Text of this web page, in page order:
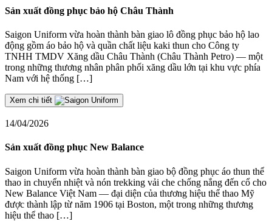
Sản xuất đồng phục bảo hộ Châu Thành
Saigon Uniform vừa hoàn thành bàn giao lô đồng phục bảo hộ lao
động gồm áo bảo hộ và quần chất liệu kaki thun cho Công ty
TNHH TMDV Xăng dầu Châu Thành (Châu Thành Petro) — một
trong những thương nhân phân phối xăng dầu lớn tại khu vực phía
Nam với hệ thống […]
Xem chi tiết
14/04/2026
Sản xuất đồng phục New Balance
Saigon Uniform vừa hoàn thành bàn giao bộ đồng phục áo thun thể
thao in chuyển nhiệt và nón trekking vải che chống nắng đến cổ cho
New Balance Việt Nam — đại diện của thương hiệu thể thao Mỹ
được thành lập từ năm 1906 tại Boston, một trong những thương
hiệu thể thao […]